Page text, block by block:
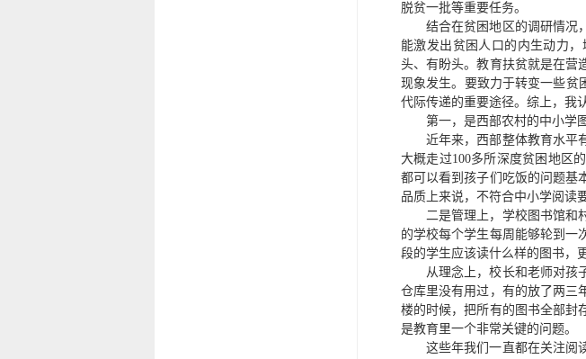
脱贫一批等重要任务。
结合在贫困地区的调研情况
能激发出贫困人口的内生动力
头、有盼头。教育扶贫就是在营
现象发生。要致力于转变一些贫
代际传递的重要途径。综上，我
第一，是西部农村的中小学
近年来，西部整体教育水平
大概走过100多所深度贫困地区
都可以看到孩子们吃饭的问题基
品质上来说，不符合中小学阅读
二是管理上，学校图书馆和
的学校每个学生每周能够轮到一
段的学生应该读什么样的图书，
从理念上，校长和老师对孩
仓库里没有用过，有的放了两三
楼的时候，把所有的图书全部封
是教育里一个非常关键的问题。
这些年我们一直都在关注阅